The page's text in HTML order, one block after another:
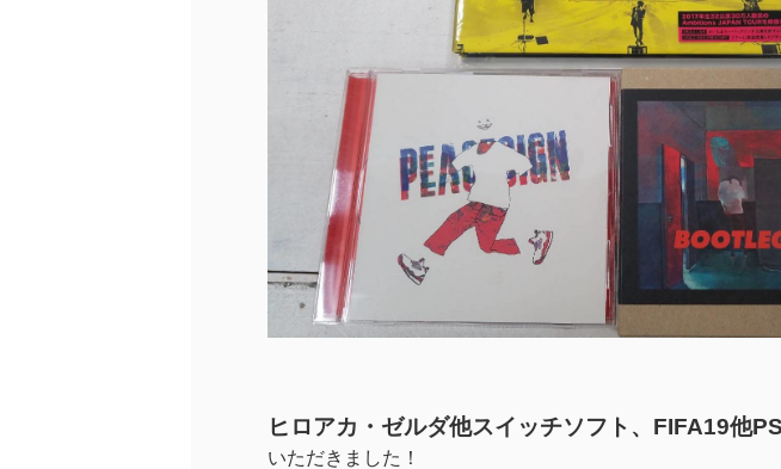
ヒロアカ・ゼルダ他スイッチソフト、FIFA19他
いただきました！